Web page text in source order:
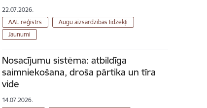
22.07.2026.
AAL reģistrs
Augu aizsardzības līdzekļi
Jaunumi
Nosacījumu sistēma: atbildīga
saimniekošana, droša pārtika un tīra
vide
14.07.2026.